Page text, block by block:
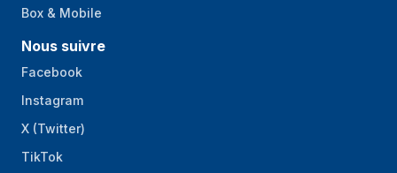
Box & Mobile
Nous suivre
Facebook
Instagram
X (Twitter)
TikTok